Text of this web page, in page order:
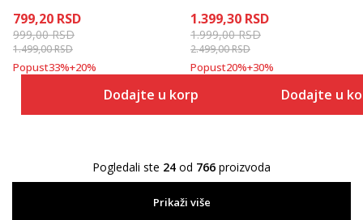
799,20 RSD
999,00RSD
1.499,00RSD
Popust33%+20%
Dodajte u korpu
1.399,30 RSD
1.999,00RSD
2.499,00RSD
Popust20%+30%
Dodajte u
Pogledali ste 24 od 766 proizvoda
Prikaži više